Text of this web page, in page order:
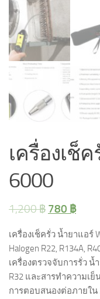
เครื่องเช็
6000
1,200฿ 780 ฿
เครื่องเช็ครั่ว น้ำยาแอร์
Halogen R22, R134A,
เครื่องตรวจจับการรั่ว น้ำ
R32 และสารทำความเย็น
การตอบสนองต่อภายใน